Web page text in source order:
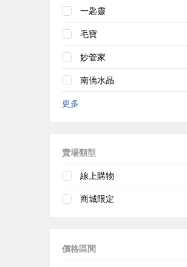
一匙靈
毛寶
妙管家
南僑水晶
更多
賣場類型
線上購物
商城限定
價格區間